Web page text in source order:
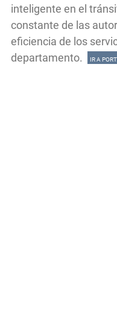
inteligente en el
constante de las
eficiencia de los
departamento.
IR A